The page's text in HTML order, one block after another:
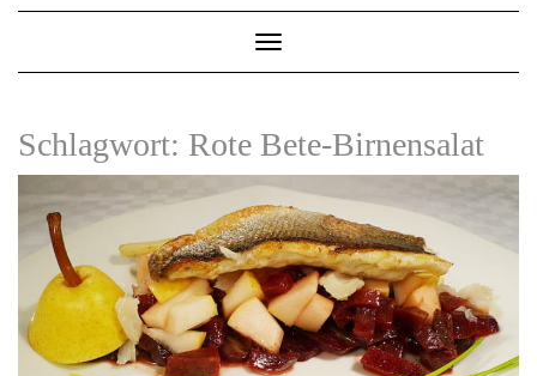
Toggle
Navigation
Schlagwort: Rote Bete-Birnensalat